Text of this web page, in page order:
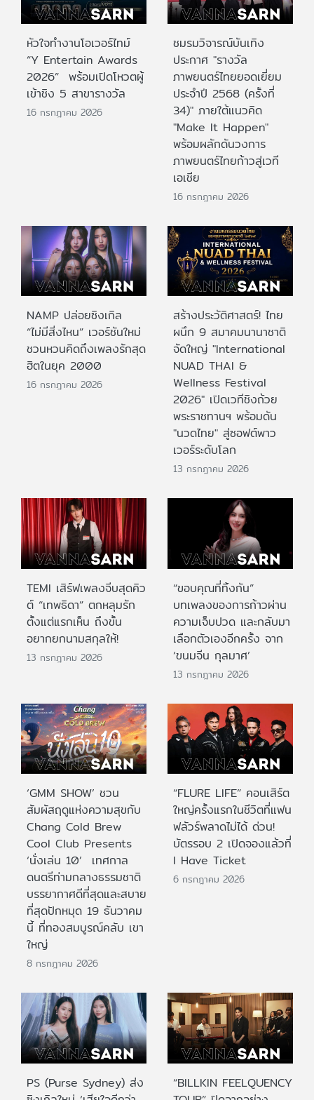
หัวใจทำงานโอเวอร์ไทม์
“Y Entertain Awards
2026” พร้อมเปิดโหวตผู้
เข้าชิง 5 สาขารางวัล
16 กรกฎาคม 2026
ชมรมวิจารณ์บันเทิง
ประกาศ "รางวัล
ภาพยนตร์ไทยยอดเยี่ยม
ประจําปี 2568 (ครั้งที่
34)" ภายใต้แนวคิด
"Make It Happen"
พร้อมผลักดันวงการ
ภาพยนตร์ไทยก้าวสู่เวที
เอเชีย
16 กรกฎาคม 2026
NAMP ปล่อยซิงเกิล
“ไม่มีสิ่งไหน” เวอร์ชันใหม่
ชวนหวนคิดถึงเพลงรักสุด
ฮิตในยุค 2000
16 กรกฎาคม 2026
สร้างประวัติศาสตร์! ไทย
ผนึก 9 สมาคมนานาชาติ
จัดใหญ่ "International
NUAD THAI &
Wellness Festival
2026" เปิดเวทีชิงถ้วย
พระราชทานฯ พร้อมดัน
"นวดไทย" สู่ซอฟต์พาว
เวอร์ระดับโลก
13 กรกฎาคม 2026
TEMI เสิร์ฟเพลงจีบสุดคิว
ต์ “เทพธิดา” ตกหลุมรัก
ตั้งแต่แรกเห็น ถึงขั้น
อยากยกนามสกุลให้!
13 กรกฎาคม 2026
“ขอบคุณที่ทิ้งกัน”
บทเพลงของการก้าวผ่าน
ความเจ็บปวด และกลับมา
เลือกตัวเองอีกครั้ง จาก
‘ขนมจีน กุลมาศ’
13 กรกฎาคม 2026
‘GMM SHOW’ ชวน
สัมผัสฤดูแห่งความสุขกับ
Chang Cold Brew
Cool Club Presents
‘นั่งเล่น 10’ เทศกาล
ดนตรีท่ามกลางธรรมชาติ
บรรยากาศดีที่สุดและสบาย
ที่สุดปักหมุด 19 ธันวาคม
นี้ ที่ทองสมบูรณ์คลับ เขา
ใหญ่
8 กรกฎาคม 2026
“FLURE LIFE” คอนเสิร์ต
ใหญ่ครั้งแรกในชีวิตที่แฟน
ฟลัวร์พลาดไม่ได้ ด่วน!
บัตรรอบ 2 เปิดจองแล้วที่
I Have Ticket
6 กรกฎาคม 2026
PS (Purse Sydney) ส่ง
“BILLKIN FEELQUENCY